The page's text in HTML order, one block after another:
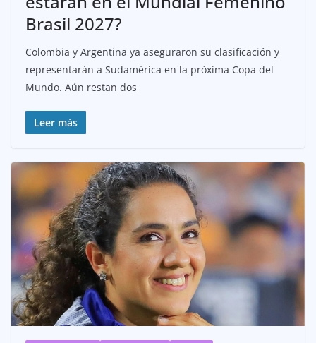
Brasil 2027?
Colombia y Argentina ya aseguraron su clasificación y
representarán a Sudamérica en la próxima Copa del
Mundo. Aún restan dos
Leer más